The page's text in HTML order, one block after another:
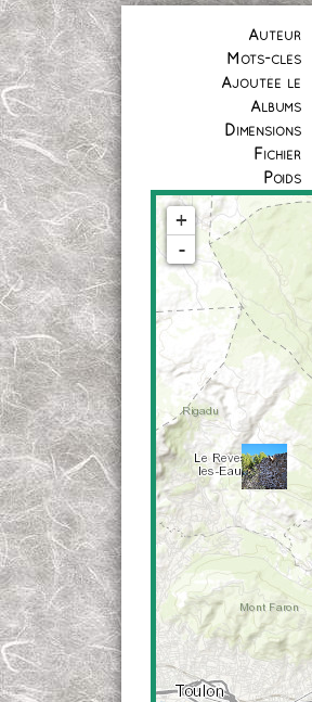
Auteur
Mots-clés
Ajoutée le
Albums
Dimensions
Fichier
Poids
+
-